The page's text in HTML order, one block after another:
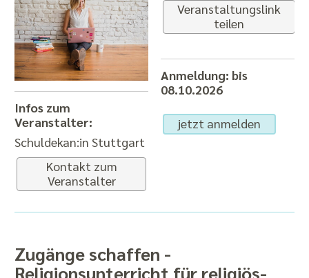
Infos zum
Veranstalter:
Schuldekan:in Stuttgart
Kontakt zum
Veranstalter
Veranstaltungslink
teilen
Anmeldung: bis
08.10.2026
jetzt anmelden
Zugänge schaffen -
Religionsunterricht für religiös-